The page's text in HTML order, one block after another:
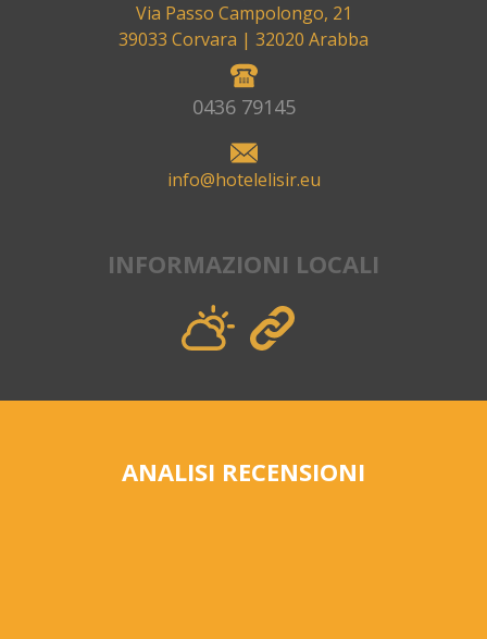
Via Passo Campolongo, 21
39033 Corvara | 32020 Arabba
0436 79145
info@hotelelisir.eu
INFORMAZIONI LOCALI
ANALISI RECENSIONI